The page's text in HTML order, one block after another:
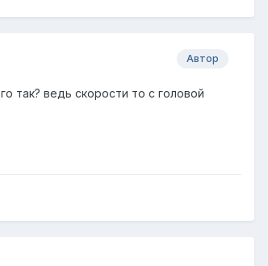
Автор
так? ведь скорости то с головой